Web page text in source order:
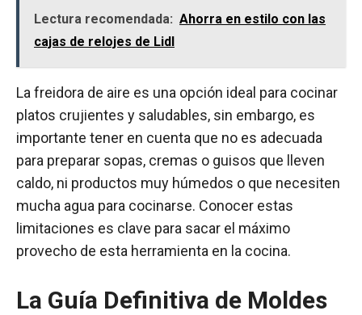
Lectura recomendada: Ahorra en estilo con las
cajas de relojes de Lidl
La freidora de aire es una opción ideal para cocinar
platos crujientes y saludables, sin embargo, es
importante tener en cuenta que no es adecuada
para preparar sopas, cremas o guisos que lleven
caldo, ni productos muy húmedos o que necesiten
mucha agua para cocinarse. Conocer estas
limitaciones es clave para sacar el máximo
provecho de esta herramienta en la cocina.
La Guía Definitiva de Moldes